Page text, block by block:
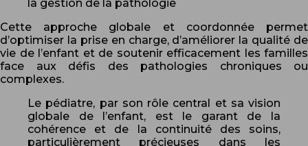
la gestion de la pathologie
Cette approche globale et coordonnée permet
d’optimiser la prise en charge, d’améliorer la qualité de
vie de l’enfant et de soutenir efficacement les familles
face aux défis des pathologies chroniques ou
complexes.
Le pédiatre, par son rôle central et sa vision
globale de l’enfant, est le garant de la
cohérence et de la continuité des soins,
particulièrement précieuses dans les